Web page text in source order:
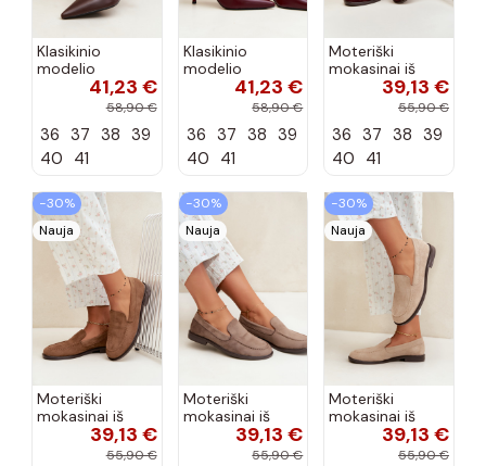
Klasikinio
modelio
aukštakulniai
šokolado
spalvos Nesha
41,23 €
58,90 €
36 37 38 39
40 41
Klasikinio
modelio
aukštakulniai
bordo spalvos
Nesha
41,23 €
58,90 €
36 37 38 39
40 41
Moteriški
mokasinai iš
dirbtinės
zomšos, bordo
39,13 €
55,90 €
36 37 38 39
40 41
−30%
Nauja
Moteriški
mokasinai iš
dirbtinės
zomšos, rudos
39,13 €
55,90 €
−30%
Nauja
Moteriški
mokasinai iš
dirbtinės
zomšos, molio
39,13 €
55,90 €
−30%
Nauja
Moteriški
mokasinai iš
dirbtinės
zomšos, smėlio
39,13 €
55,90 €